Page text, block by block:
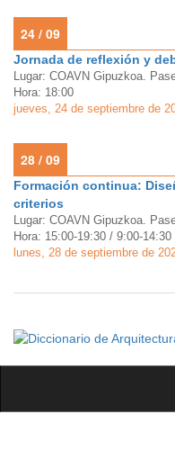
24 / 09
Jornada de reflexión y
Lugar: COAVN Gipuzkoa.
Hora: 18:00
jueves, 24 de septiembre de
28 / 09
Formación continua:
criterios
Lugar: COAVN Gipuzkoa.
Hora: 15:00-19:30 / 9:00-14:30
lunes, 28 de septiembre de